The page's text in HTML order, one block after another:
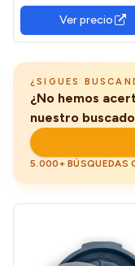
Ver precio
¿SIGUES
¿No hemos
nuestro
5.000+ BÚSQUEDAS